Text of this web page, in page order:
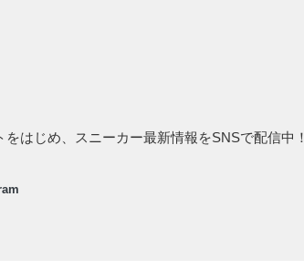
はじめ、スニーカー最新情報をSNSで配信中！